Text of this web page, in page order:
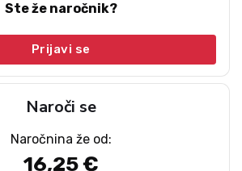
Ste že naročnik?
Prijavi se
Naroči se
Naročnina že od:
16,25 €